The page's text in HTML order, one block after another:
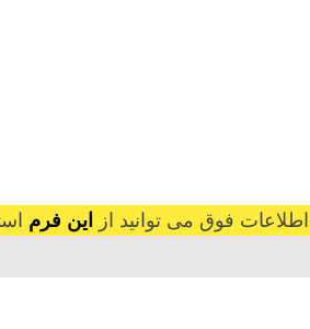
فوق می توانید از این فرم